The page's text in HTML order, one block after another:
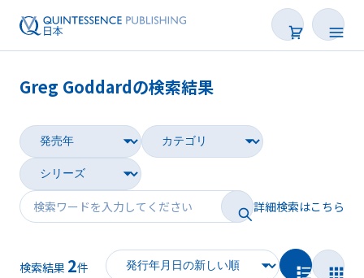
雑誌
映像
電子BOOK
著者一覧
Greg Goddardの検索結果
詳細検索はこちら
検索結果 2件